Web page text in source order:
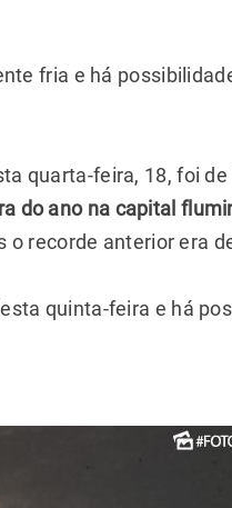
fria e há
quarta-feira, 18, foi de
do ano na capital
recorde anterior era
quinta-feira e há